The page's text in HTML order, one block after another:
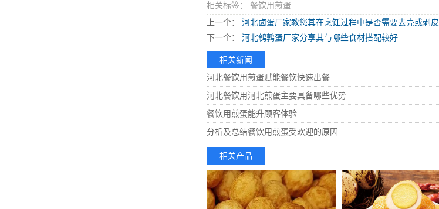
相关标签： 餐饮用煎蛋
上一个：
河北卤蛋厂家教您其在烹饪过程中是否需要去壳或剥皮
下一个：
河北鹌鹑蛋厂家分享其与哪些食材搭配较好
相关新闻
河北餐饮用煎蛋赋能餐饮快速出餐
河北餐饮用河北煎蛋主要具备哪些优势
餐饮用煎蛋能升顾客体验
分析及总结餐饮用煎蛋受欢迎的原因
相关产品